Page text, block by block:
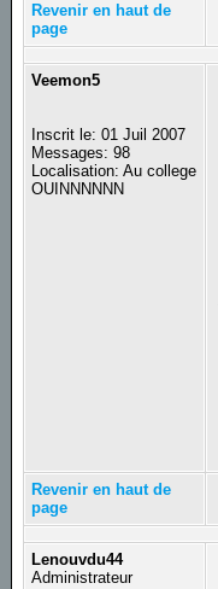
Revenir en haut de
page
Veemon5
Inscrit le: 01 Juil 2007
Messages: 98
Localisation: Au college
OUINNNNNN
Revenir en haut de
page
Lenouvdu44
Administrateur